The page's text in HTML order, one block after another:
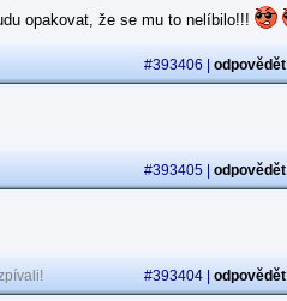
opakovat, že se mu to nelíbilo!!!
#393406 | odpovědět
#393405 | odpovědět
#393404 | odpovědět